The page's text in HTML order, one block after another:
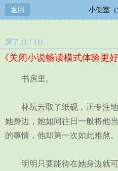
返回 小侧室（
哭了 (1 / 11)
《关闭小说畅读模式体验更好
书房里。
林阮云取了纸砚，正专注地
她身边，她如同往日一般将他
的事情，他却第一次如此难熬。
明明只要能待在她身边就可